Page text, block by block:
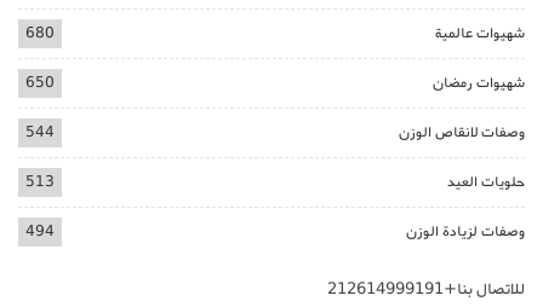
شهيوات عالمية 680
شهيوات رمضان 650
وصفات لانقاص الوزن 544
حلويات العيد 513
وصفات لزيادة الوزن 494
للاتصال بنا+212614999191